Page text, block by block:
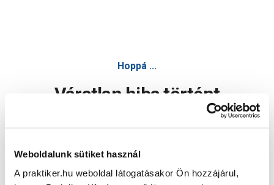
Weboldalunk sütiket használ
A praktiker.hu weboldal látogatásakor Ön hozzájárul,
Hoppá ...
Váratlan hiba történt
Oldal újratöltése